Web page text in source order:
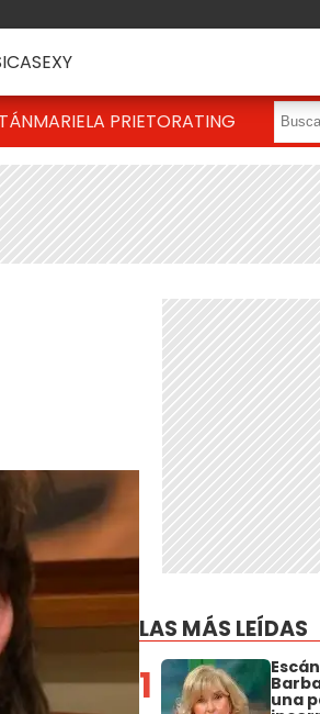
SEXY
MARIELA PRIETORATING
LAS MÁS LEÍDAS
1 una